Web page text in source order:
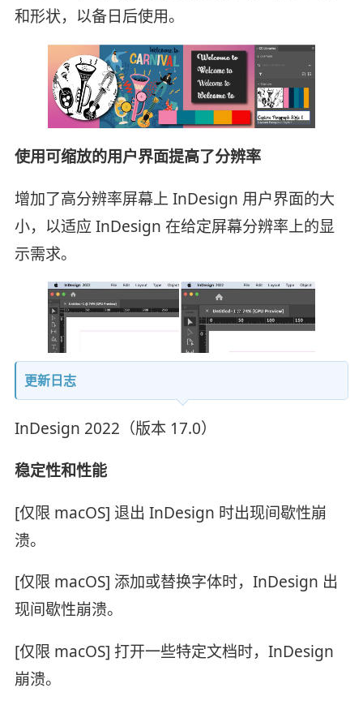
和形状，以备日后使用。
使用可缩放的用户界面提高了分辨率
增加了高分辨率屏幕上 InDesign 用户界面的大
小，以适应 InDesign 在给定屏幕分辨率上的显
示需求。
更新日志
InDesign 2022（版本 17.0）
稳定性和性能
[仅限 macOS] 退出 InDesign 时出现间歇性崩
溃。
[仅限 macOS] 添加或替换字体时，InDesign 出
现间歇性崩溃。
[仅限 macOS] 打开一些特定文档时，InDesign
崩溃。